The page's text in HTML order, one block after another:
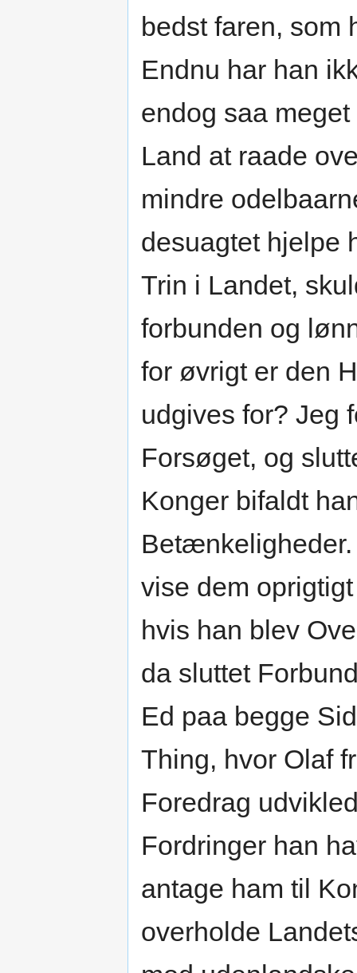
bedst faren, som
Endnu har han
endog saa
Land at raade
mindre
desuagtet hjelpe
Trin i Landet,
forbunden og
for øvrigt er den
udgives for? Jeg
Forsøget, og
Konger bifaldt
vise dem
hvis han blev
da sluttet
Ed paa begge
Thing, hvor Olaf
Foredrag
Fordringer han
antage ham til
overholde